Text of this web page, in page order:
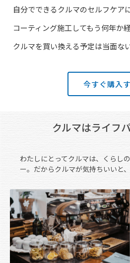
自分でできるクルマのセルフケア
コーティング施工してもう何年か
クルマを買い換える予定は当面な
今すぐ購入
クルマはライフ
わたしにとってクルマは、くらし
ー。だからクルマが気持ちいいと